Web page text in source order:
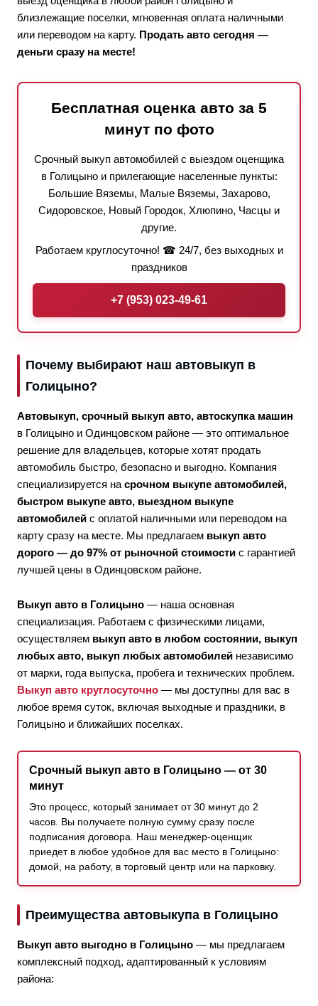
близлежащие поселки, мгновенная оплата наличными
или переводом на карту. Продать авто сегодня —
деньги сразу на месте!
Бесплатная оценка авто за 5
минут по фото
Срочный выкуп автомобилей с выездом оценщика
в Голицыно и прилегающие населенные пункты:
Большие Вяземы, Малые Вяземы, Захарово,
Сидоровское, Новый Городок, Хлюпино, Часцы и
другие.
Работаем круглосуточно! ☎ 24/7, без выходных и
праздников
+7 (953) 023-49-61
Почему выбирают наш автовыкуп в
Голицыно?
Автовыкуп, срочный выкуп авто, автоскупка машин
в Голицыно и Одинцовском районе — это оптимальное
решение для владельцев, которые хотят продать
автомобиль быстро, безопасно и выгодно. Компания
специализируется на срочном выкупе автомобилей,
быстром выкупе авто, выездном выкупе
автомобилей с оплатой наличными или переводом на
карту сразу на месте. Мы предлагаем выкуп авто
дорого — до 97% от рыночной стоимости с гарантией
лучшей цены в Одинцовском районе.
Выкуп авто в Голицыно — наша основная
специализация. Работаем с физическими лицами,
осуществляем выкуп авто в любом состоянии, выкуп
любых авто, выкуп любых автомобилей независимо
от марки, года выпуска, пробега и технических проблем.
Выкуп авто круглосуточно — мы доступны для вас в
любое время суток, включая выходные и праздники, в
Голицыно и ближайших поселках.
Срочный выкуп авто в Голицыно — от 30
минут
Это процесс, который занимает от 30 минут до 2
часов. Вы получаете полную сумму сразу после
подписания договора. Наш менеджер-оценщик
приедет в любое удобное для вас место в Голицыно:
домой, на работу, в торговый центр или на парковку.
Преимущества автовыкупа в Голицыно
Выкуп авто выгодно в Голицыно — мы предлагаем
комплексный подход, адаптированный к условиям
района: